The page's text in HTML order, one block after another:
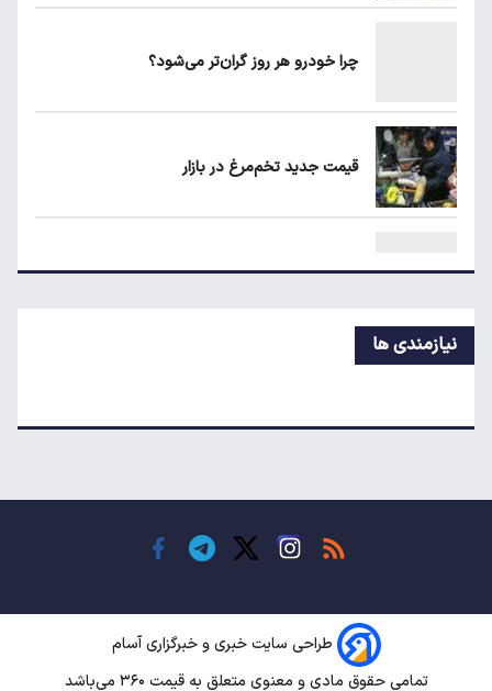
چرا خودرو هر روز گران‌تر می‌شود؟
چرا خودرو هر روز گران‌تر می‌شود؟
قیمت جدید تخم‌مرغ در بازار
معاملات شش رمزارز متوقف شد
تداوم رکود در بازار مسکن/ خانه‌های کوچک انتخاب
نیازمندی ها
طراحی سایت خبری و خبرگزاری آسام
تمامی حقوق مادی و معنوی متعلق به قیمت ۳۶۰ می‌باشد